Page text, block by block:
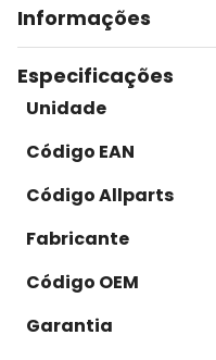
Informações
Especificações
Unidade
Código EAN
Código Allparts
Fabricante
Código OEM
Garantia